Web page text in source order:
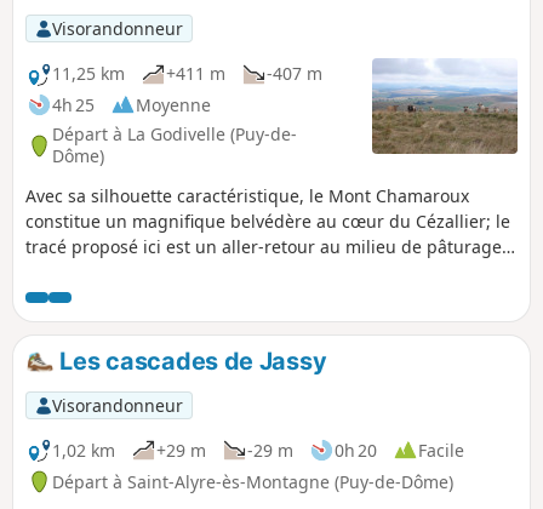
Visorandonneur
11,25 km
+411 m
-407 m
4h 25
Moyenne
Départ à La Godivelle (Puy-de-
Dôme)
Avec sa silhouette caractéristique, le Mont Chamaroux
constitue un magnifique belvédère au cœur du Cézallier; le
tracé proposé ici est un aller-retour au milieu de pâturages
savoir composer avec les troupeaux... Pas de difficultés
techniques hormis la montée finale un peu raide et
souplesse et agilité pour le passage des clôtures. Ajout
modérateur au 19/08/2021. Voir les commentaires en bas de
cette fiche en ce qui concerne les passages dans les estives
lorsque les troupeaux sont présents
Les cascades de Jassy
Visorandonneur
1,02 km
+29 m -29 m 0h 20
Facile
Départ à Saint-Alyre-ès-Montagne (Puy-de-Dôme)